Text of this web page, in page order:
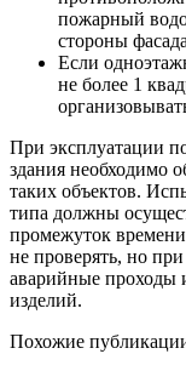
пожарный
стороны
Если
не более 1
При эксплуатации
здания необходимо
таких объектов.
типа должны
промежуток
не проверять, но
аварийные проходы
изделий.
Похожие